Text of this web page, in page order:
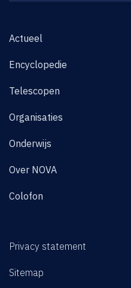
Actueel
Encyclopedie
Telescopen
Organisaties
Onderwijs
Over NOVA
Colofon
Privacy statement
Sitemap